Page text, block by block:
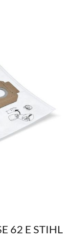
62 E STIHL